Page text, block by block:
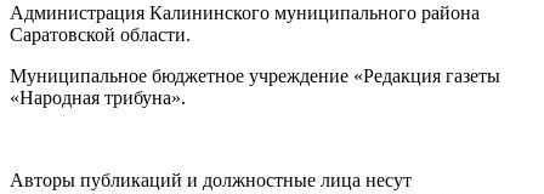
Администрация Калининского муниципального района
Саратовской области.
Муниципальное бюджетное учреждение «Редакция газеты
«Народная трибуна».
Авторы публикаций и должностные лица несут